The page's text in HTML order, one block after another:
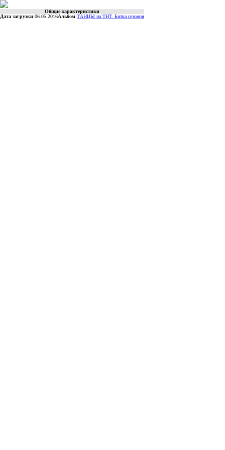
Общие характеристики
Дата загрузки:06.05.2016Альбом:ТАНЦЫ на ТНТ. Битва сезонов